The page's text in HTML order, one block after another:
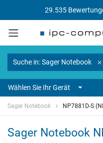
29.535
Suche in: Sager Notebook
Wählen Sie Ihr Gerät
Sager Notebook NP7881D-S
Sager Notebook